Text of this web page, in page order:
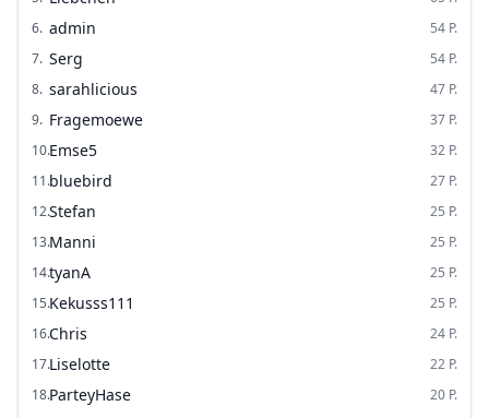
6. admin 54 P.
7. Serg 54 P.
8. sarahlicious 47 P.
9. Fragemoewe 37 P.
10.Emse5 32 P.
11.bluebird 27 P.
12.Stefan 25 P.
13.Manni 25 P.
14.tyanA 25 P.
15.Kekusss111 25 P.
16.Chris 24 P.
17.Liselotte 22 P.
18.ParteyHase 20 P.